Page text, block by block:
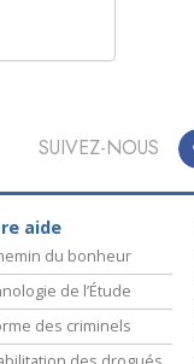
SUIVEZ-NOUS
aide
du bonheur
de l’Étude
des criminels